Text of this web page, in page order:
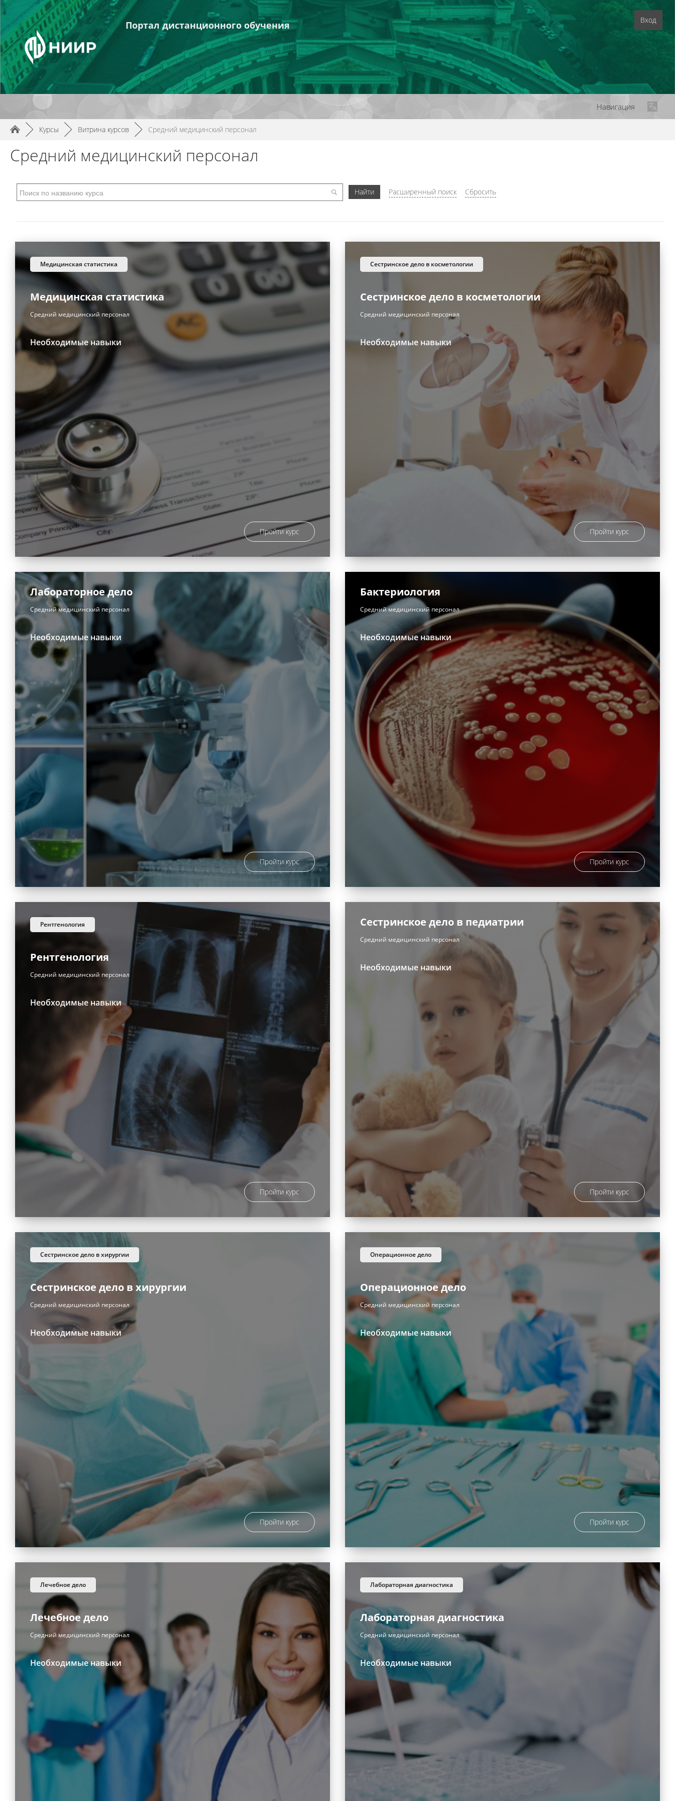
Портал дистанционного обучения Вход
► Курсы ► Витрина курсов ► Средний медицинский персонал
Средний медицинский персонал
медицинская статистика
Медицинская статистика
Средний медицинский персонал
Необходимые навыки
Пройти курс
сестринское дело в косметологии
Сестринское дело в косметологии
Средний медицинский персонал
Необходимые навыки
Пройти курс
Лабораторное дело
Средний медицинский персонал
Необходимые навыки
Пройти курс
Бактериология
Средний медицинский персонал
Необходимые навыки
Пройти курс
рентгенология
Рентгенология
Средний медицинский персонал
Необходимые навыки
Пройти курс
Сестринское дело в педиатрии
Средний медицинский персонал
Необходимые навыки
Пройти курс
сестринское дело в хирургии
Сестринское дело в хирургии
Средний медицинский персонал
Необходимые навыки
Пройти курс
операционное дело
Операционное дело
Средний медицинский персонал
Необходимые навыки
Пройти курс
лечебное дело
Лечебное дело
Средний медицинский персонал
Необходимые навыки
лабораторная диагностика
Лабораторная диагностика
Средний медицинский персонал
Необходимые навыки
Навигация